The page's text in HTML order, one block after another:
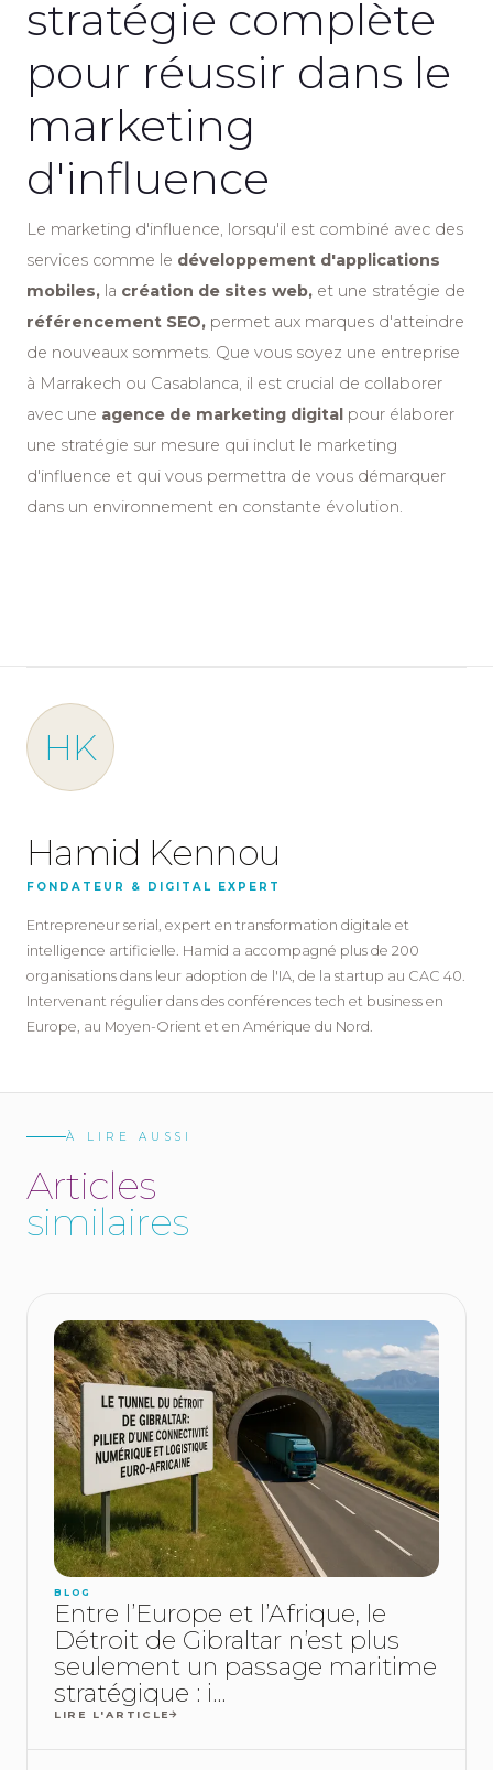
stratégie complète
pour réussir dans le
marketing
d'influence
Le marketing d'influence, lorsqu'il est combiné avec des
services comme le développement d'applications
mobiles, la création de sites web, et une stratégie de
référencement SEO, permet aux marques d'atteindre
de nouveaux sommets. Que vous soyez une entreprise
à Marrakech ou Casablanca, il est crucial de collaborer
avec une agence de marketing digital pour élaborer
une stratégie sur mesure qui inclut le marketing
d'influence et qui vous permettra de vous démarquer
dans un environnement en constante évolution.
HK
Hamid Kennou
FONDATEUR & DIGITAL EXPERT
Entrepreneur serial, expert en transformation digitale et
intelligence artificielle. Hamid a accompagné plus de 200
organisations dans leur adoption de l'IA, de la startup au CAC 40.
Intervenant régulier dans des conférences tech et business en
Europe, au Moyen-Orient et en Amérique du Nord.
À LIRE AUSSI
Articles
similaires
BLOG
Entre l’Europe et l’Afrique, le
Détroit de Gibraltar n’est plus
seulement un passage maritime
stratégique : i...
LIRE L'ARTICLE